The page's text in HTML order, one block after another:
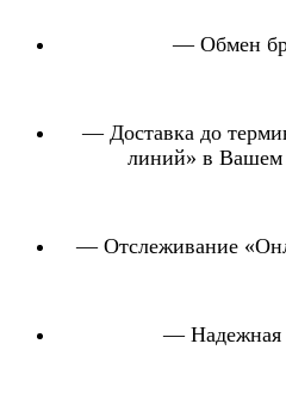
— Обмен
— Доставка до
линий» в Вашем
— Отслеживание
— Надежная